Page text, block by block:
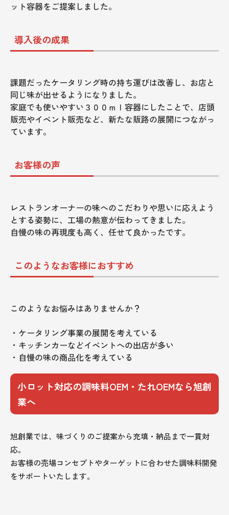
ット容器をご提案しました。
導入後の成果
課題だったケータリング時の持ち運びは改善し、お店と
同じ味が出せるようになりました。
家庭でも使いやすい３００ｍｌ容器にしたことで、店頭
販売やイベント販売など、新たな販路の展開につながっ
ています。
お客様の声
レストランオーナーの味へのこだわりや思いに応えよう
とする姿勢に、工場の熱意が伝わってきました。
自慢の味の再現度も高く、任せて良かったです。
このようなお客様におすすめ
このようなお悩みはありませんか？
・ケータリング事業の展開を考えている
・キッチンカーなどイベントへの出店が多い
・自慢の味の商品化を考えている
小ロット対応の調味料OEM・たれOEMなら旭創
業へ
旭創業では、味づくりのご提案から充填・納品まで一貫対
応。
お客様の売場コンセプトやターゲットに合わせた調味料開発
をサポートいたします。